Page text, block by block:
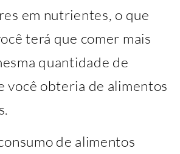
em nutrientes, o que
terá que comer mais
quantidade de
você obteria de alimentos
de alimentos